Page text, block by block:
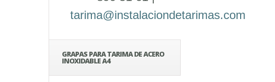
tarima@instalaciondetarimas.com
GRAPAS PARA TARIMA DE ACERO
INOXIDABLE A4